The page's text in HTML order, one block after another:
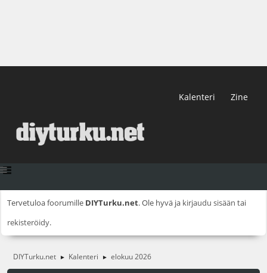
Kalenteri Zine
Tervetuloa foorumille DIYTurku.net. Ole hyvä ja kirjaudu sisään tai
rekisteröidy.
DIYTurku.net ► Kalenteri ► elokuu 2026